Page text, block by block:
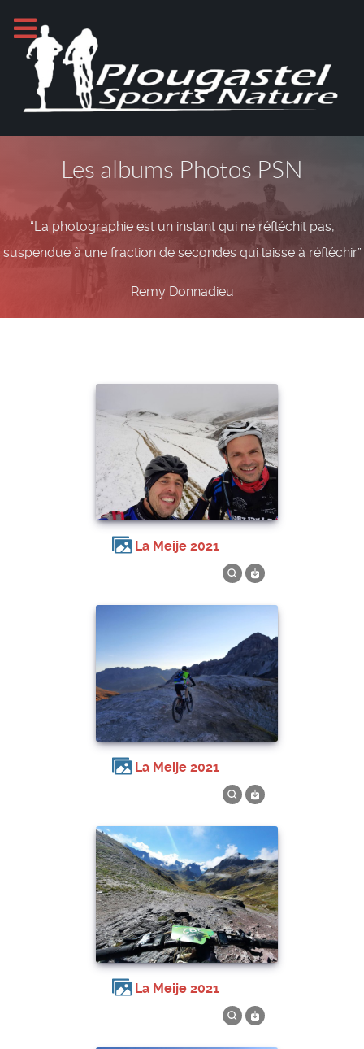
Les albums Photos PSN
“La photographie est un instant qui ne réfléchit pas,
suspendue à une fraction de secondes qui laisse à réfléchir”
Remy Donnadieu
La Meije 2021
La Meije 2021
La Meije 2021